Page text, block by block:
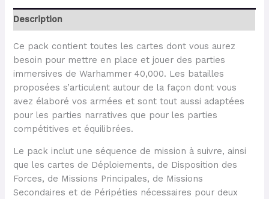
Description
Ce pack contient toutes les cartes dont vous aurez
besoin pour mettre en place et jouer des parties
immersives de Warhammer 40,000. Les batailles
proposées s’articulent autour de la façon dont vous
avez élaboré vos armées et sont tout aussi adaptées
pour les parties narratives que pour les parties
compétitives et équilibrées.
Le pack inclut une séquence de mission à suivre, ainsi
que les cartes de Déploiements, de Disposition des
Forces, de Missions Principales, de Missions
Secondaires et de Péripéties nécessaires pour deux